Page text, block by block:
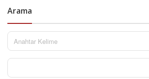
Arama